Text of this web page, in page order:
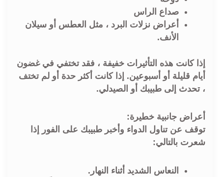
صداع الراس
أعراض نزلات البرد ، مثل العطس أو سيلان
الأنف.
إذا كانت هذه التأثيرات خفيفة ، فقد تختفي في غضون
أيام قليلة أو أسبوعين. إذا كانت أكثر حدة أو لم تختف
، تحدث إلى طبيبك أو الصيدلي.
أعراض جانبية خطيرة:
توقف عن تناول الدواء وأخبر طبيبك على الفور إذا
شعرت بالتالي:
النعاس الشديد أثناء النهار.